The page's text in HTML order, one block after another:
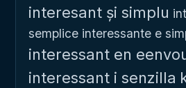
interesant și simplu
semplice interessante e
interessant en
interessant i senzilla